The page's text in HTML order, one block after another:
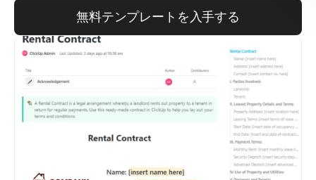
無料テンプレートを入手する